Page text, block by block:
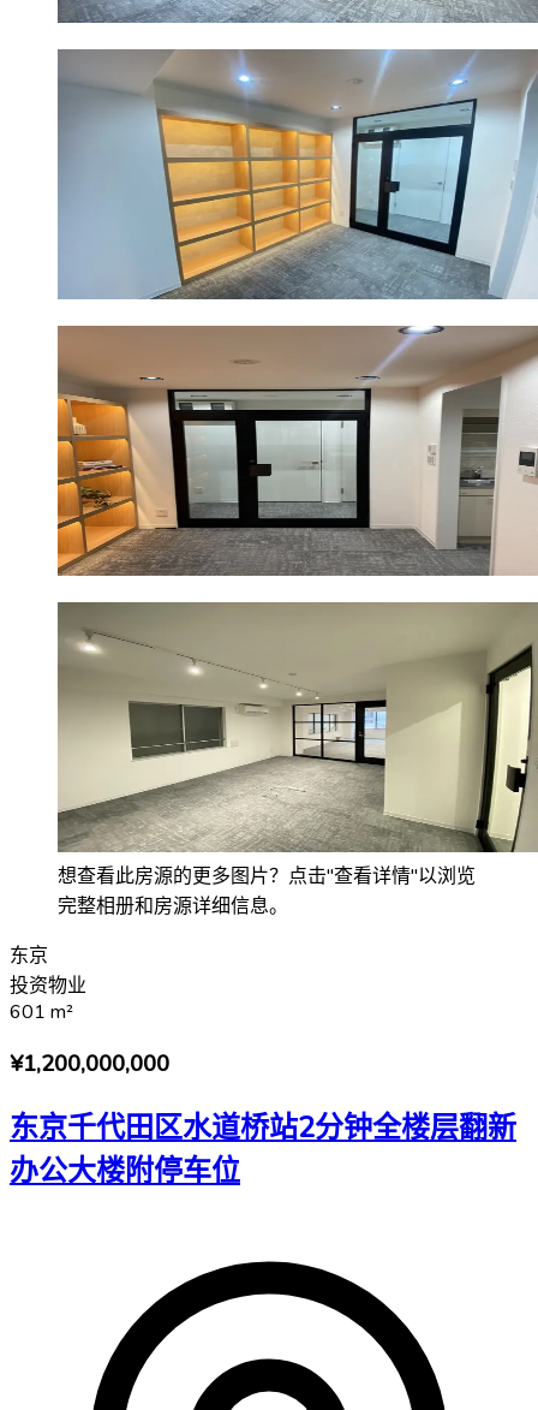
想查看此房源的更多图片？点击"查看详情"以浏览
完整相册和房源详细信息。
东京
投资物业
601 m²
¥1,200,000,000
东京千代田区水道桥站2分钟全楼层翻新
办公大楼附停车位